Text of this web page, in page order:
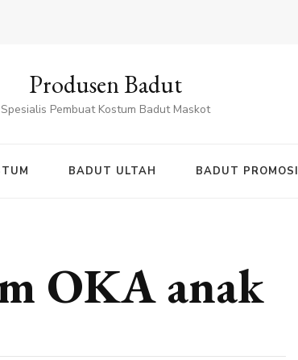
Produsen Badut
Spesialis Pembuat Kostum Badut Maskot
BADUT ULTAH BADUT PROMOSI
OKA anak